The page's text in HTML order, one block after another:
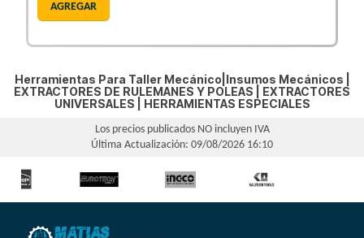
AGREGAR
Herramientas Para Taller Mecánico|Insumos Mecánicos |
EXTRACTORES DE RULEMANES Y POLEAS
EXTRACTORES
UNIVERSALES
HERRAMIENTAS ESPECIALES
Los precios publicados NO incluyen IVA
Última Actualización: 09/08/2026 16:10